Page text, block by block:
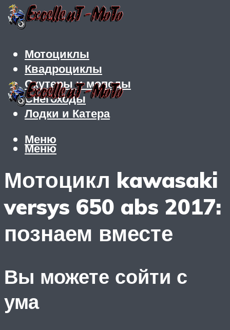
Мотоциклы
Квадроциклы
Скутеры и мопеды
Снегоходы
Лодки и Катера
Меню
Меню
Мотоцикл kawasaki
versys 650 abs 2017:
познаем вместе
Вы можете сойти с
ума